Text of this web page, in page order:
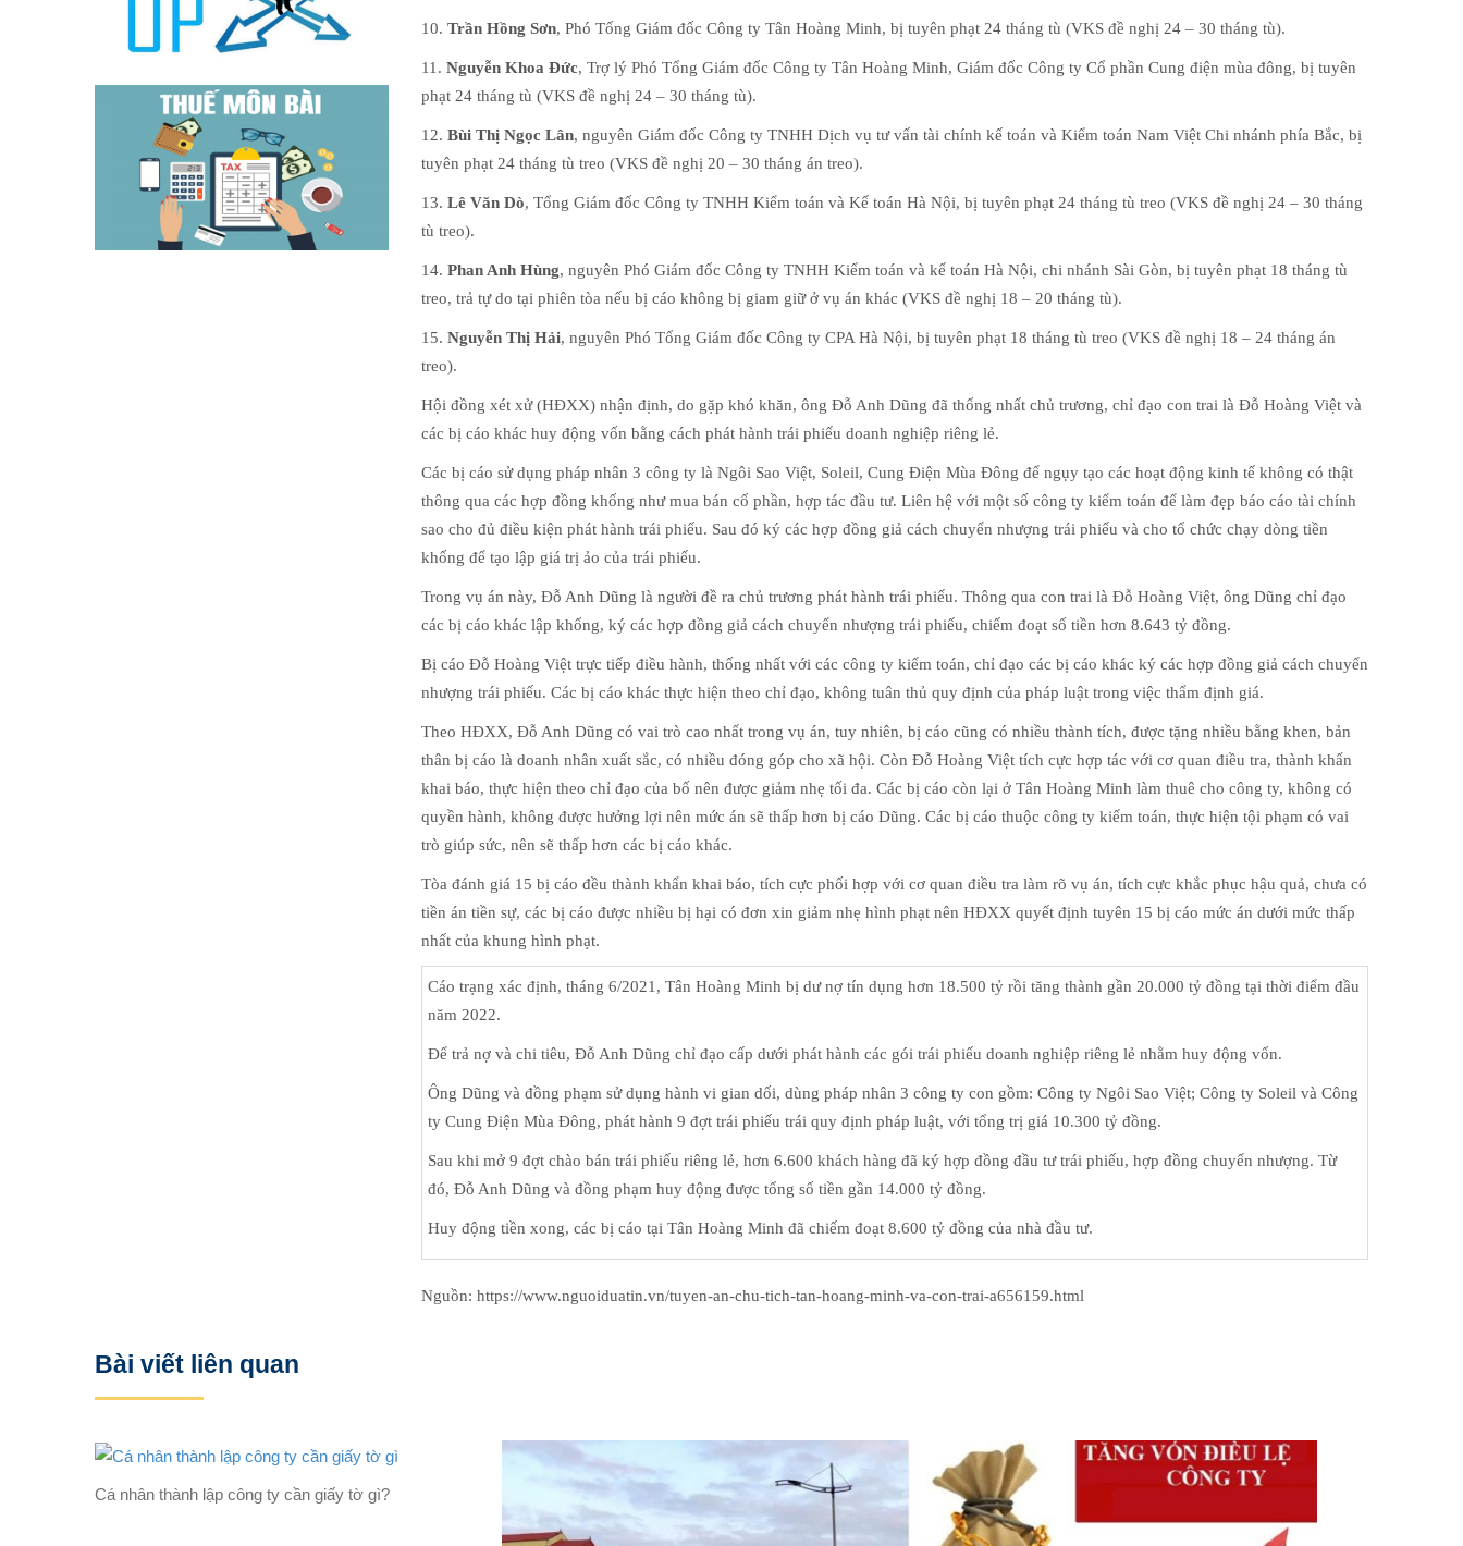
10. Trần Hồng Sơn, Phó Tổng Giám đốc Công ty Tân Hoàng Minh, bị tuyên phạt 24 tháng tù (VKS đề nghị 24 – 30 tháng tù).
11. Nguyễn Khoa Đức, Trợ lý Phó Tổng Giám đốc Công ty Tân Hoàng Minh, Giám đốc Công ty Cổ phần Cung điện mùa đông, bị tuyên
phạt 24 tháng tù (VKS đề nghị 24 – 30 tháng tù).
12. Bùi Thị Ngọc Lân, nguyên Giám đốc Công ty TNHH Dịch vụ tư vấn tài chính kế toán và Kiểm toán Nam Việt Chi nhánh phía Bắc, bị
tuyên phạt 24 tháng tù treo (VKS đề nghị 20 – 30 tháng án treo).
13. Lê Văn Dò, Tổng Giám đốc Công ty TNHH Kiểm toán và Kế toán Hà Nội, bị tuyên phạt 24 tháng tù treo (VKS đề nghị 24 – 30 tháng
tù treo).
14. Phan Anh Hùng, nguyên Phó Giám đốc Công ty TNHH Kiểm toán và kế toán Hà Nội, chi nhánh Sài Gòn, bị tuyên phạt 18 tháng tù
treo, trả tự do tại phiên tòa nếu bị cáo không bị giam giữ ở vụ án khác (VKS đề nghị 18 – 20 tháng tù).
15. Nguyễn Thị Hải, nguyên Phó Tổng Giám đốc Công ty CPA Hà Nội, bị tuyên phạt 18 tháng tù treo (VKS đề nghị 18 – 24 tháng án
treo).
Hội đồng xét xử (HĐXX) nhận định, do gặp khó khăn, ông Đỗ Anh Dũng đã thống nhất chủ trương, chỉ đạo con trai là Đỗ Hoàng Việt và
các bị cáo khác huy động vốn bằng cách phát hành trái phiếu doanh nghiệp riêng lẻ.
Các bị cáo sử dụng pháp nhân 3 công ty là Ngôi Sao Việt, Soleil, Cung Điện Mùa Đông để ngụy tạo các hoạt động kinh tế không có thật
thông qua các hợp đồng khống như mua bán cổ phần, hợp tác đầu tư. Liên hệ với một số công ty kiểm toán để làm đẹp báo cáo tài chính
sao cho đủ điều kiện phát hành trái phiếu. Sau đó ký các hợp đồng giả cách chuyển nhượng trái phiếu và cho tổ chức chạy dòng tiền
khống để tạo lập giá trị ảo của trái phiếu.
Trong vụ án này, Đỗ Anh Dũng là người đề ra chủ trương phát hành trái phiếu. Thông qua con trai là Đỗ Hoàng Việt, ông Dũng chỉ đạo
các bị cáo khác lập khống, ký các hợp đồng giả cách chuyển nhượng trái phiếu, chiếm đoạt số tiền hơn 8.643 tỷ đồng.
Bị cáo Đỗ Hoàng Việt trực tiếp điều hành, thống nhất với các công ty kiểm toán, chỉ đạo các bị cáo khác ký các hợp đồng giả cách chuyển
nhượng trái phiếu. Các bị cáo khác thực hiện theo chỉ đạo, không tuân thủ quy định của pháp luật trong việc thẩm định giá.
Theo HĐXX, Đỗ Anh Dũng có vai trò cao nhất trong vụ án, tuy nhiên, bị cáo cũng có nhiều thành tích, được tặng nhiều bằng khen, bản
thân bị cáo là doanh nhân xuất sắc, có nhiều đóng góp cho xã hội. Còn Đỗ Hoàng Việt tích cực hợp tác với cơ quan điều tra, thành khẩn
khai báo, thực hiện theo chỉ đạo của bố nên được giảm nhẹ tối đa. Các bị cáo còn lại ở Tân Hoàng Minh làm thuê cho công ty, không có
quyền hành, không được hưởng lợi nên mức án sẽ thấp hơn bị cáo Dũng. Các bị cáo thuộc công ty kiểm toán, thực hiện tội phạm có vai
trò giúp sức, nên sẽ thấp hơn các bị cáo khác.
Tòa đánh giá 15 bị cáo đều thành khẩn khai báo, tích cực phối hợp với cơ quan điều tra làm rõ vụ án, tích cực khắc phục hậu quả, chưa có
tiền án tiền sự, các bị cáo được nhiều bị hại có đơn xin giảm nhẹ hình phạt nên HĐXX quyết định tuyên 15 bị cáo mức án dưới mức thấp
nhất của khung hình phạt.
Cáo trạng xác định, tháng 6/2021, Tân Hoàng Minh bị dư nợ tín dụng hơn 18.500 tỷ rồi tăng thành gần 20.000 tỷ đồng tại thời điểm đầu
năm 2022.
Để trả nợ và chi tiêu, Đỗ Anh Dũng chỉ đạo cấp dưới phát hành các gói trái phiếu doanh nghiệp riêng lẻ nhằm huy động vốn.
Ông Dũng và đồng phạm sử dụng hành vi gian dối, dùng pháp nhân 3 công ty con gồm: Công ty Ngôi Sao Việt; Công ty Soleil và Công
ty Cung Điện Mùa Đông, phát hành 9 đợt trái phiếu trái quy định pháp luật, với tổng trị giá 10.300 tỷ đồng.
Sau khi mở 9 đợt chào bán trái phiếu riêng lẻ, hơn 6.600 khách hàng đã ký hợp đồng đầu tư trái phiếu, hợp đồng chuyển nhượng. Từ
đó, Đỗ Anh Dũng và đồng phạm huy động được tổng số tiền gần 14.000 tỷ đồng.
Huy động tiền xong, các bị cáo tại Tân Hoàng Minh đã chiếm đoạt 8.600 tỷ đồng của nhà đầu tư.
Nguồn: https://www.nguoiduatin.vn/tuyen-an-chu-tich-tan-hoang-minh-va-con-trai-a656159.html
Bài viết liên quan
Cá nhân thành lập công ty cần giấy tờ gì?